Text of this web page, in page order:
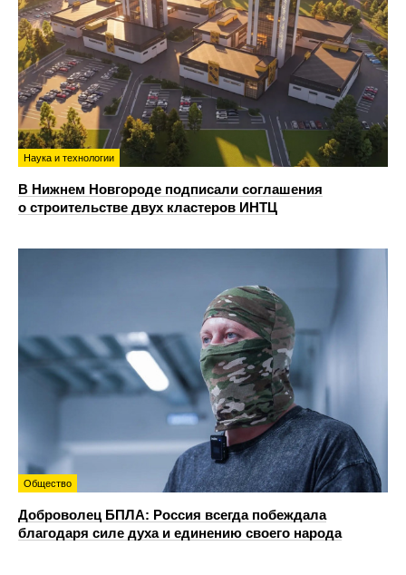
Наука и технологии
В Нижнем Новгороде подписали соглашения
о строительстве двух кластеров ИНТЦ
Общество
Доброволец БПЛА: Россия всегда побеждала
благодаря силе духа и единению своего народа